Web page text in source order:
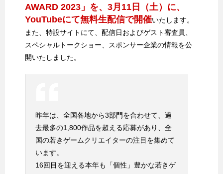
AWARD 2023」を、3月11日（土）に、
YouTubeにて無料生配信で開催いたします。
また、特設サイトにて、配信日およびゲスト審査員、
スペシャルトークショー、スポンサー企業の情報を公
開いたしました。
昨年は、全国各地から3部門を合わせて、過
去最多の1,800作品を超える応募があり、全
国の若きゲームクリエイターの注目を集めて
います。
16回目を迎える本年も「個性」豊かな若きゲ